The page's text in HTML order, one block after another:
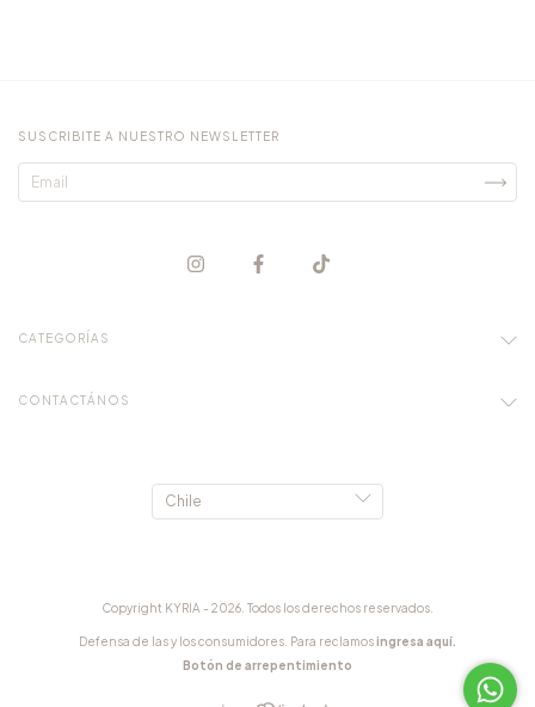
SUSCRIBITE A NUESTRO NEWSLETTER
CATEGORÍAS
CONTACTÁNOS
Copyright KYRIA - 2026. Todos los derechos reservados.
Defensa de las y los consumidores. Para reclamosingresa aquí.
Botón de arrepentimiento